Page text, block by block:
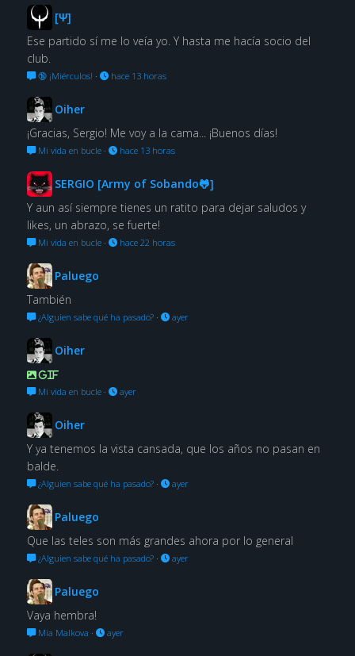
[Ψ]
Ese partido sí me lo veía yo. Y hasta me hacía socio del
club.
🔞 ¡Miérculos! · hace 13 horas
Oiher
¡Gracias, Sergio! Me voy a la cama... ¡Buenos días!
Mi vida en bucle· hace 13 horas
SERGIO [Army of Sobando🐸]
Y aun así siempre tienes un ratito para dejar saludos y
likes, un abrazo, se fuerte!
Mi vida en bucle· hace 22 horas
Paluego
También
¿Alguien sabe qué ha pasado?· ayer
Oiher
GIF
Mi vida en bucle· ayer
Oiher
Y ya tenemos la vista cansada, que los años no pasan en
balde.
¿Alguien sabe qué ha pasado?· ayer
Paluego
Que las teles son más grandes ahora por lo general
¿Alguien sabe qué ha pasado?· ayer
Paluego
Vaya hembra!
Mia Malkova · ayer